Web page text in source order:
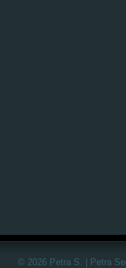
© 2026 Petra S. | Petra